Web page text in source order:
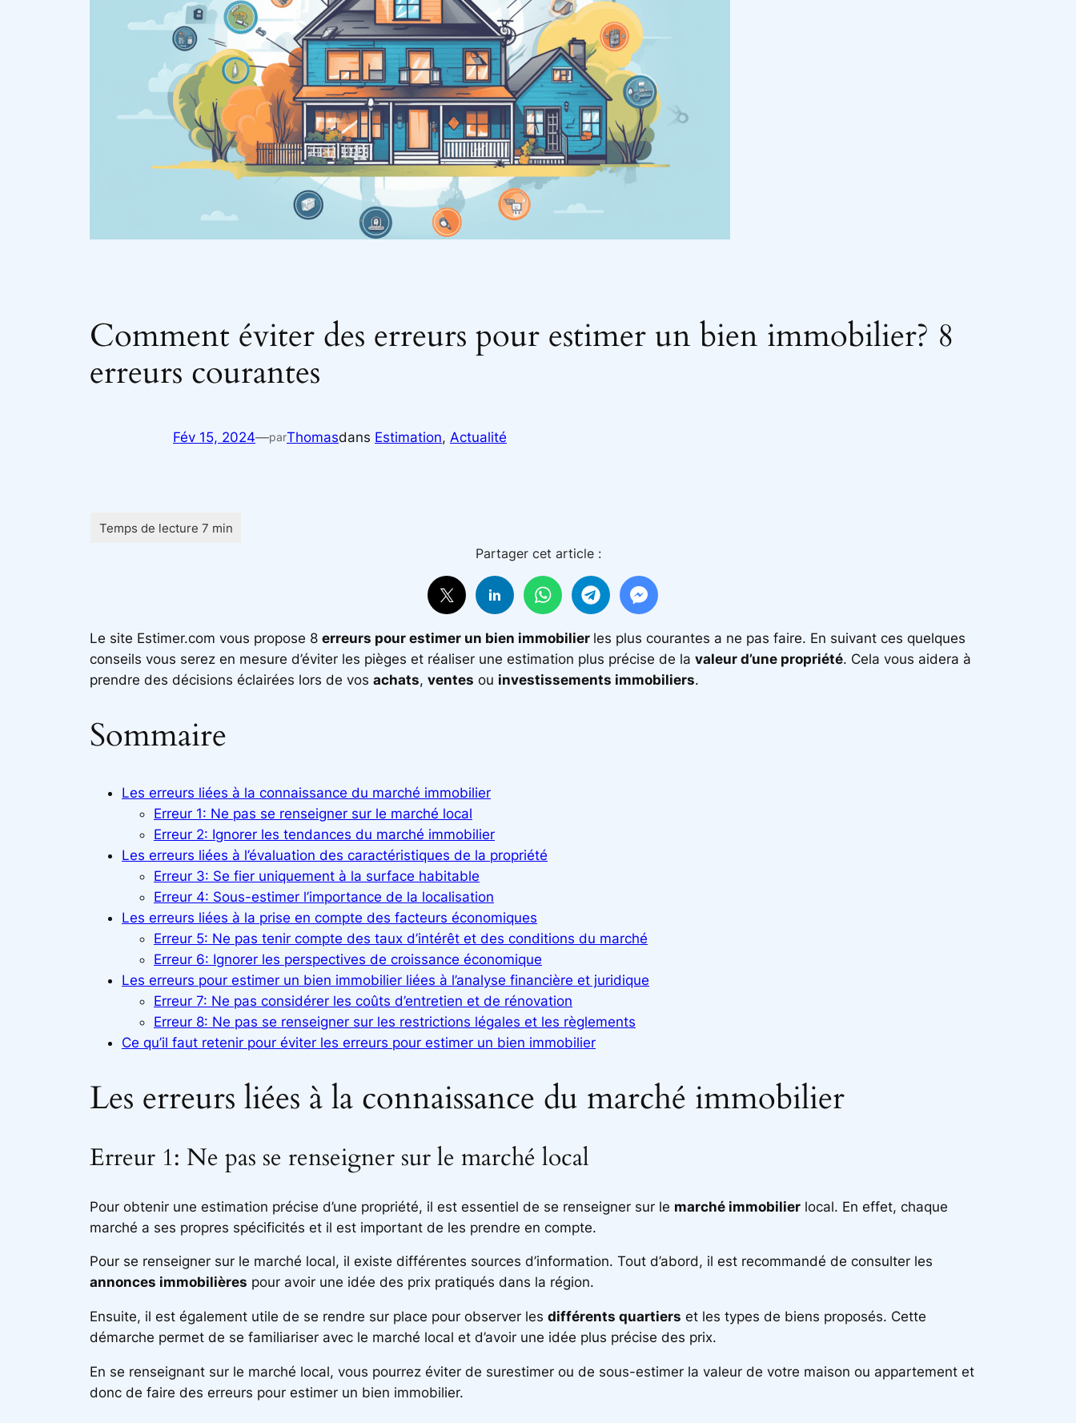
Comment éviter des erreurs pour estimer un bien immobilier? 8
erreurs courantes
Fév 15, 2024—parThomasdans Estimation, Actualité
Partager cet article :
Le site Estimer.com vous propose 8 erreurs pour estimer un bien immobilier les plus courantes a ne pas faire. En suivant ces quelques
conseils vous serez en mesure d’éviter les pièges et réaliser une estimation plus précise de la valeur d’une propriété. Cela vous aidera à
prendre des décisions éclairées lors de vos achats, ventes ou investissements immobiliers.
Sommaire
Les erreurs liées à la connaissance du marché immobilier
Erreur 1: Ne pas se renseigner sur le marché local
Erreur 2: Ignorer les tendances du marché immobilier
Les erreurs liées à l’évaluation des caractéristiques de la propriété
Erreur 3: Se fier uniquement à la surface habitable
Erreur 4: Sous-estimer l’importance de la localisation
Les erreurs liées à la prise en compte des facteurs économiques
Erreur 5: Ne pas tenir compte des taux d’intérêt et des conditions du marché
Erreur 6: Ignorer les perspectives de croissance économique
Les erreurs pour estimer un bien immobilier liées à l’analyse financière et juridique
Erreur 7: Ne pas considérer les coûts d’entretien et de rénovation
Erreur 8: Ne pas se renseigner sur les restrictions légales et les règlements
Ce qu’il faut retenir pour éviter les erreurs pour estimer un bien immobilier
Les erreurs liées à la connaissance du marché immobilier
Erreur 1: Ne pas se renseigner sur le marché local
Pour obtenir une estimation précise d’une propriété, il est essentiel de se renseigner sur le marché immobilier local. En effet, chaque
marché a ses propres spécificités et il est important de les prendre en compte.
Pour se renseigner sur le marché local, il existe différentes sources d’information. Tout d’abord, il est recommandé de consulter les
annonces immobilières pour avoir une idée des prix pratiqués dans la région.
Ensuite, il est également utile de se rendre sur place pour observer les différents quartiers et les types de biens proposés. Cette
démarche permet de se familiariser avec le marché local et d’avoir une idée plus précise des prix.
En se renseignant sur le marché local, vous pourrez éviter de surestimer ou de sous-estimer la valeur de votre maison ou appartement et
donc de faire des erreurs pour estimer un bien immobilier.